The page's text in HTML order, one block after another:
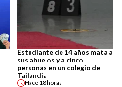
Estudiante de 14 años mata a
sus abuelos y a cinco
personas en un colegio de
Tailandia
Hace 18 horas